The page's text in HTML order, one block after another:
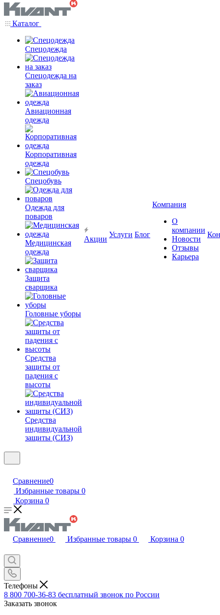
Каталог
Спецодежда
Спецодежда на
заказ
Авиационная
одежда
Корпоративная
одежда
Спецобувь
Одежда для
поваров
Медицинская
одежда
Защита
сварщика
Головные уборы
Средства
защиты от
падения с
высоты
Средства
индивидуальной
защиты (СИЗ)
Акции
Услуги Блог
Компания
О
компании
Новости
Отзывы
Карьера
Сравнение0
Избранные товары 0
Корзина 0
Сравнение0 Избранные товары 0 Корзина 0
Телефоны
8 800 700-36-83 бесплатный звонок по России
Заказать звонок